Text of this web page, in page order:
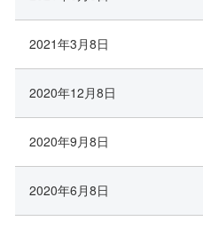
2021年3月8日
2020年12月8日
2020年9月8日
2020年6月8日